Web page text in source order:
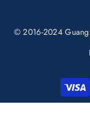
© 2016-2024